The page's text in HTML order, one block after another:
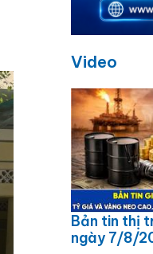
Video
Bản tin thị
ngày 7/8/